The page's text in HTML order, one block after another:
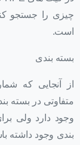
چیزی را جستجو
است.
بسته بندی
از آنجایی که
متفاوتی در بسته
وجود دارد ولی
بندی وجود داشته